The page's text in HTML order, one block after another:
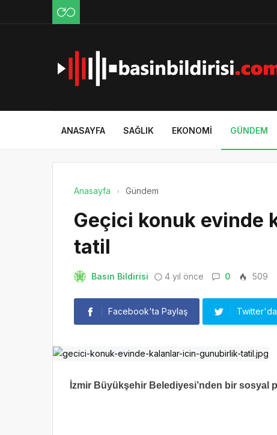
ANASAYFA SAĞLIK EKONOMI GÜNDEM
Anasayfa Gündem
Geçici konuk evinde
tatil
Basın Bildirisi 4 yıl önce 0 509
Facebook'ta Paylaş
İzmir Büyükşehir Belediyesi’nden bir sosyal